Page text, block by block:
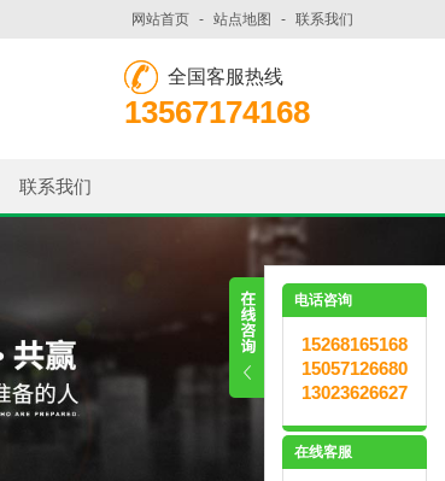
网站首页 - 站点地图 - 联系我们
全国客服热线
13567174168
联系我们
电话咨询
15268165168
15057126680
13023626627
在线客服